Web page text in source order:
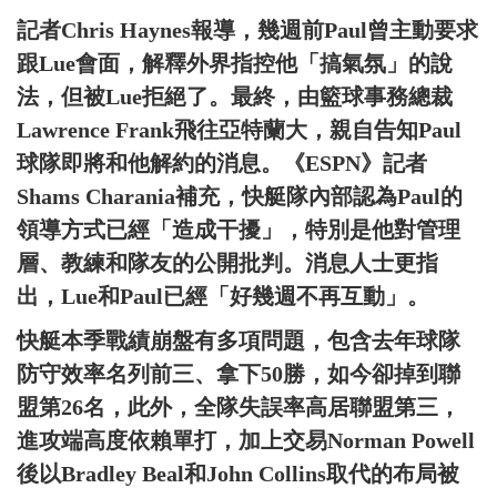
記者Chris Haynes報導，幾週前Paul曾主動要求
跟Lue會面，解釋外界指控他「搞氣氛」的說
法，但被Lue拒絕了。最終，由籃球事務總裁
Lawrence Frank飛往亞特蘭大，親自告知Paul
球隊即將和他解約的消息。《ESPN》記者
Shams Charania補充，快艇隊內部認為Paul的
領導方式已經「造成干擾」，特別是他對管理
層、教練和隊友的公開批判。消息人士更指
出，Lue和Paul已經「好幾週不再互動」。
快艇本季戰績崩盤有多項問題，包含去年球隊
防守效率名列前三、拿下50勝，如今卻掉到聯
盟第26名，此外，全隊失誤率高居聯盟第三，
進攻端高度依賴單打，加上交易Norman Powell
後以Bradley Beal和John Collins取代的布局被